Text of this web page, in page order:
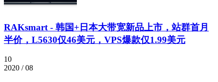
RAKsmart - 韩国+日本大带宽新品上市，站群首月
半价，L5630仅46美元，VPS爆款仅1.99美元
10
2020 / 08